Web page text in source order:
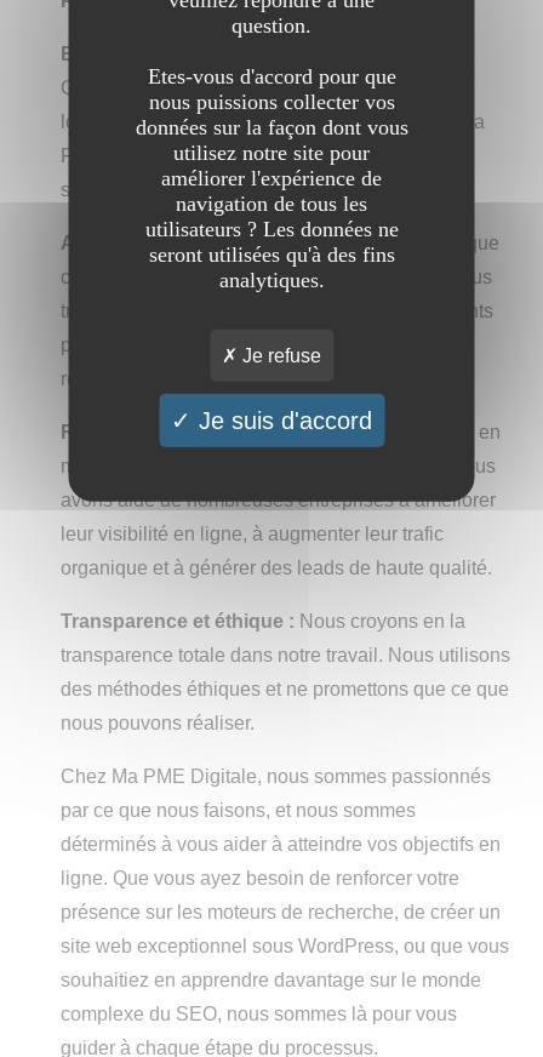
Expertise locale, portée nationale :
Grenoble, nous sommes fiers de notre présence
locale, mais notre portée s'étend à travers toute la
France. Peu importe où vous vous trouvez, nous
sommes prêts à vous aider à réussir en ligne.
Approche personnalisée : Nous comprenons que
chaque entreprise est unique. C'est pourquoi nous
travaillons en étroite collaboration avec nos clients
pour élaborer des stratégies sur mesure qui
répondent à leurs objectifs spécifiques.
Résultats prouvés :Notre historique de succès en
matière de référencement parle de lui-même. Nous
avons aidé de nombreuses entreprises à améliorer
leur visibilité en ligne, à augmenter leur trafic
organique et à générer des leads de haute qualité.
Transparence et éthique : Nous croyons en la
transparence totale dans notre travail. Nous utilisons
des méthodes éthiques et ne promettons que ce que
nous pouvons réaliser.
Chez Ma PME Digitale, nous sommes passionnés
par ce que nous faisons, et nous sommes
déterminés à vous aider à atteindre vos objectifs en
ligne. Que vous ayez besoin de renforcer votre
présence sur les moteurs de recherche, de créer un
site web exceptionnel sous WordPress, ou que vous
souhaitiez en apprendre davantage sur le monde
complexe du SEO, nous sommes là pour vous
guider à chaque étape du processus.
question.
Etes-vous d'accord pour que
nous puissions collecter vos
données sur la façon dont vous
utilisez notre site pour
améliorer l'expérience de
navigation de tous les
utilisateurs ? Les données ne
seront utilisées qu'à des fins
analytiques.
Je refuse
Je suis d'accord